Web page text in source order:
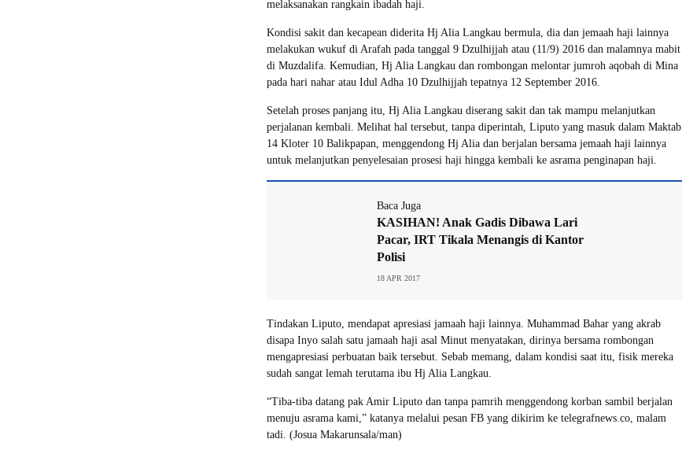
melaksanakan rangkain ibadah haji.
Kondisi sakit dan kecapean diderita Hj Alia Langkau bermula, dia dan jemaah haji lainnya
melakukan wukuf di Arafah pada tanggal 9 Dzulhijjah atau (11/9) 2016 dan malamnya mabit
di Muzdalifa. Kemudian, Hj Alia Langkau dan rombongan melontar jumroh aqobah di Mina
pada hari nahar atau Idul Adha 10 Dzulhijjah tepatnya 12 September 2016.
Setelah proses panjang itu, Hj Alia Langkau diserang sakit dan tak mampu melanjutkan
perjalanan kembali. Melihat hal tersebut, tanpa diperintah, Liputo yang masuk dalam Maktab
14 Kloter 10 Balikpapan, menggendong Hj Alia dan berjalan bersama jemaah haji lainnya
untuk melanjutkan penyelesaian prosesi haji hingga kembali ke asrama penginapan haji.
Baca Juga
KASIHAN! Anak Gadis Dibawa Lari
Pacar, IRT Tikala Menangis di Kantor
Polisi
18 APR 2017
Tindakan Liputo, mendapat apresiasi jamaah haji lainnya. Muhammad Bahar yang akrab
disapa Inyo salah satu jamaah haji asal Minut menyatakan, dirinya bersama rombongan
mengapresiasi perbuatan baik tersebut. Sebab memang, dalam kondisi saat itu, fisik mereka
sudah sangat lemah terutama ibu Hj Alia Langkau.
“Tiba-tiba datang pak Amir Liputo dan tanpa pamrih menggendong korban sambil berjalan
menuju asrama kami,” katanya melalui pesan FB yang dikirim ke telegrafnews.co, malam
tadi. (Josua Makarunsala/man)